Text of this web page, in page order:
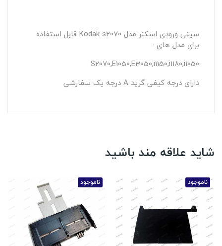
سینی ورودی اسکنر مدل Kodak s2070 قابل استفاده
برای مدل های :
S2070,E1050,E3050,i1150,i1180,i1050
دارای درجه کیفی گرید A درجه یک سفارشی
شاید علاقه مند باشید
ناموجود ناموجود